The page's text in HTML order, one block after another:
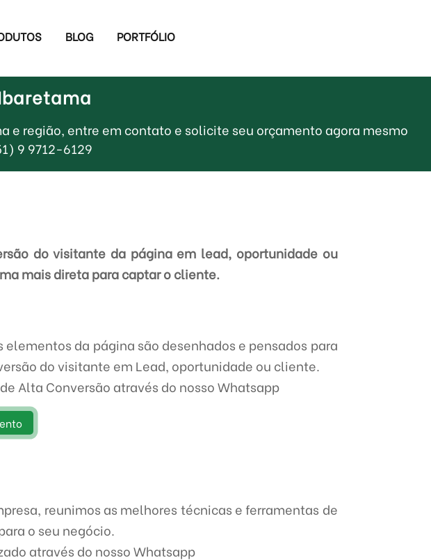
BLOG PORTFÓLIO
e região, entre em contato e solicite seu orçamento agora mesmo
9 9712-6129
do visitante da página em lead, oportunidade ou
mais direta para captar o cliente.
da página são desenhados e pensados para
do visitante em Lead, oportunidade ou cliente.
Alta Conversão através do nosso Whatsapp
reunimos as melhores técnicas e ferramentas de
o seu negócio.
através do nosso Whatsapp